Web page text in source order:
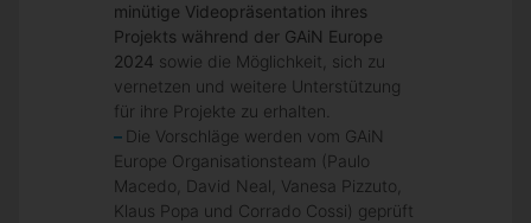
minütige Videopräsentation ihres
Projekts während der GAiN Europe
2024 sowie die Möglichkeit, sich zu
vernetzen und weitere Unterstützung
für ihre Projekte zu erhalten.
Die Vorschläge werden vom GAiN
Europe Organisationsteam (Paulo
Macedo, David Neal, Vanesa Pizzuto,
Klaus Popa und Corrado Cossi) geprüft